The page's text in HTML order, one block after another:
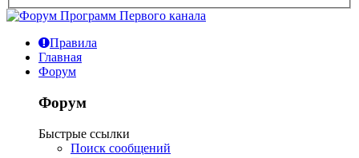
Правила
Главная
Форум
Форум
Быстрые ссылки
Поиск сообщений